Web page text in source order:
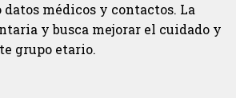
datos médicos y contactos. La
y busca mejorar el cuidado y
grupo etario.